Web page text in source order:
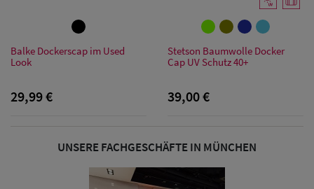
Damen Caps
Baseball Caps
Balke Dockerscap im Used
Look
29,99 €
Stetson Baumwolle Docker
Cap UV Schutz 40+
39,00 €
UNSERE FACHGESCHÄFTE IN MÜNCHEN